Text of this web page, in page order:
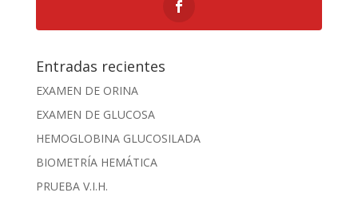
Entradas recientes
EXAMEN DE ORINA
EXAMEN DE GLUCOSA
HEMOGLOBINA GLUCOSILADA
BIOMETRÍA HEMÁTICA
PRUEBA V.I.H.